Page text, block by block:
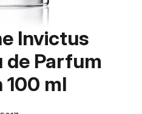
Invictus
de Parfum
100 ml